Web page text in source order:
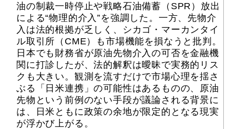
油の制裁一時停止や戦略石油備蓄（SPR）放出
による“物理的介入”を強調した。一方、先物介
入は法的根拠が乏しく、シカゴ・マーカンタイ
ル取引所（CME）も市場機能を損なうと批判。
日本でも財務省が原油先物介入の可否を金融機
関に打診したが、法的解釈は曖昧で実務的リス
クも大きい。観測を流すだけで市場心理を揺さ
ぶる「日米連携」の可能性はあるものの、原油
先物という前例のない手段が議論される背景に
は、日米ともに政策の余地が限定的となる現実
が浮かび上がる。